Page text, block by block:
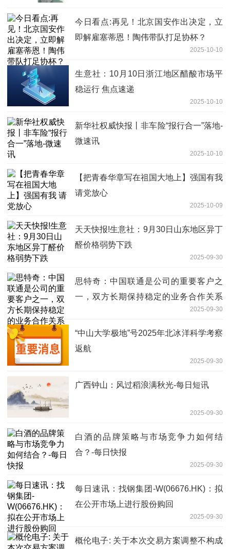
今日看点:再见！北京国安作出决定，立
即解雇塞蒂恩！陶伟带队打足协杯？
2025-10-10
生意社：10月10日浙江地区醋酸市场平
稳运行 焦点速递
2025-10-10
新华社权威快报丨非车险“报行合一”落地-
微速讯
2025-10-10
【把青春华章写在祖国大地上】强国有我
请党放心
2025-10-09
天天快报!生意社：9月30日山东地区异丁
醛价格弱势下跌
2025-09-30
思特奇：中国联通是公司的重要客户之
一，双方长期保持稳定的业务合作关系
2025-09-30
“中山大学极地”号2025年北冰洋科学考察
返航
2025-09-30
广西钟山：风过稻浪满秋光-每日短讯
2025-09-30
白酒的品牌策略与市场竞争力如何结
合？-每日快报
2025-09-30
每日速讯：找钢集团-W(06676.HK)：拟
在公开市场上进行股份购回
2025-09-30
概伦电子: 关于本次交易方案调整不构成